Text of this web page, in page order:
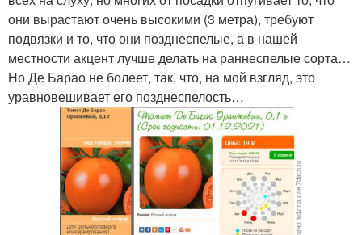
они вырастают очень высокими (3 метра), требуют
подвязки и то, что они позднеспелые, а в нашей
местности акцент лучше делать на раннеспелые сорта…
Но Де Барао не болеет, так, что, на мой взгляд, это
уравновешивает его позднеспелость…